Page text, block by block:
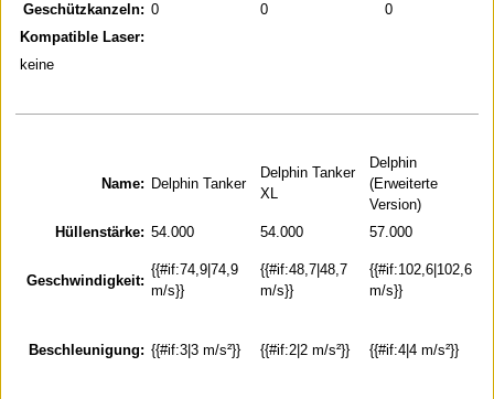
Geschützkanzeln: 0 0 0
Kompatible Laser:
keine
Name: Delphin Tanker
Delphin Tanker
XL
Delphin
(Erweiterte
Version)
Hüllenstärke: 54.000 54.000 57.000
Geschwindigkeit:
{{#if:74,9|74,9
m/s}}
{{#if:48,7|48,7
m/s}}
{{#if:102,6|102,6
m/s}}
Beschleunigung: {{#if:3|3 m/s²}} {{#if:2|2 m/s²}} {{#if:4|4 m/s²}}